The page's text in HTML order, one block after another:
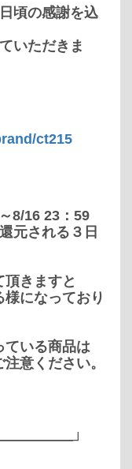
頃の感謝を込
いただきま
ct215
16 23：59
元される３日
きますと
になっており
ている商品は
意ください。